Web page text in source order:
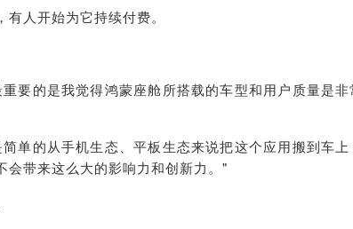
人开始为它持续付费。
要的是我觉得鸿蒙座舱所搭载的车型和用户质量是非
单的从手机生态、平板生态来说把这个应用搬到车上
会带来这么大的影响力和创新力。"